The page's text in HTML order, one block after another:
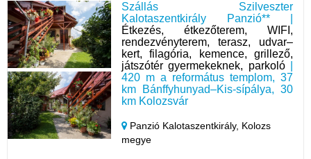
Szállás Szilveszter
Kalotaszentkirály Panzió** |
Étkezés, étkezőterem, WIFI,
rendezvényterem, terasz, udvar–
kert, filagória, kemence, grillező,
játszótér gyermekeknek, parkoló|
420 m a református templom, 37
km Bánffyhunyad–Kis-sípálya, 30
km Kolozsvár
Panzió Kalotaszentkirály, Kolozs
megye